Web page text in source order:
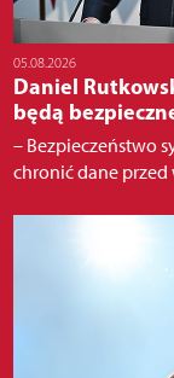
05.08.2026
Daniel
będą
– Bezpieczeństwo
chronić dane przed